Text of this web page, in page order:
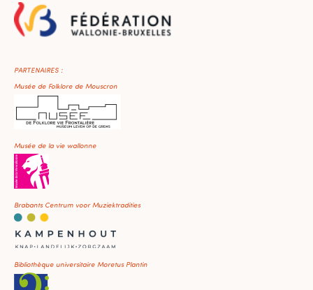
PARTENAIRES :
Musée de Folklore de Mouscron
Musée de la vie wallonne
Brabants Centrum voor Muziektradities
Bibliothèque universitaire Moretus Plantin